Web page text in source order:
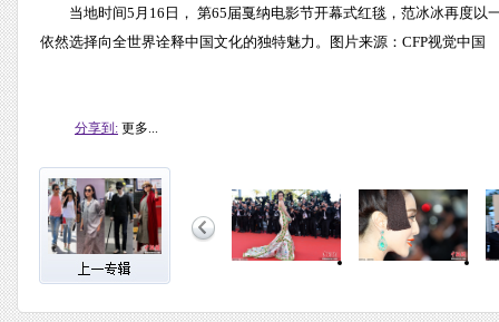
当地时间5月16日， 第65届戛纳电影节开幕式红毯，范冰冰再度以
依然选择向全世界诠释中国文化的独特魅力。图片来源：CFP视觉中国
分享到: 更多...